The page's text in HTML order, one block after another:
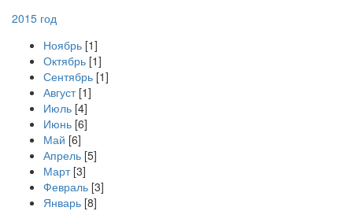
2015 год
Ноябрь [1]
Октябрь [1]
Сентябрь [1]
Август[1]
Июль [4]
Июнь [6]
Май [6]
Апрель [5]
Март[3]
Февраль [3]
Январь [8]